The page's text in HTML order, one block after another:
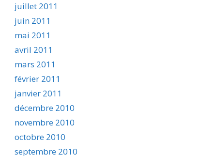
juillet 2011
juin 2011
mai 2011
avril 2011
mars 2011
février 2011
janvier 2011
décembre 2010
novembre 2010
octobre 2010
septembre 2010